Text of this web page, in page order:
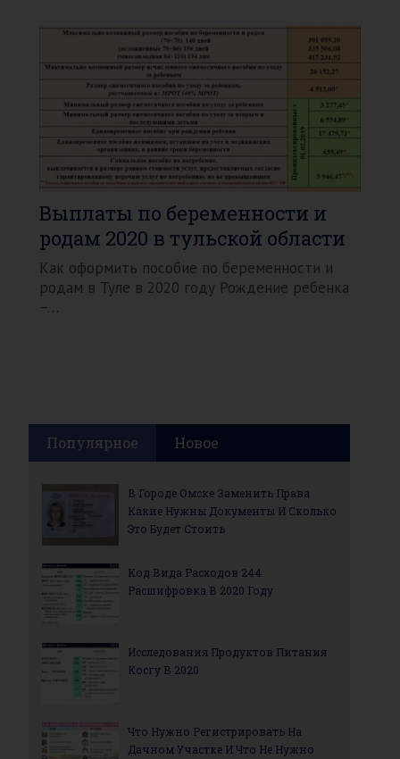
Выплаты по беременности и
родам 2020 в тульской области
Как оформить пособие по беременности и
родам в Туле в 2020 году Рождение ребенка
–…
Популярное Новое
В Городе Омске Заменить Права
Какие Нужны Документы И Сколько
Это Будет Стоить
Код Вида Расходов 244
Расшифровка В 2020 Году
Исследования Продуктов Питания
Косгу В 2020
Что Нужно Регистрировать На
Дачном Участке И Что Не Нужно